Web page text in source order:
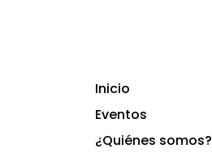
Inicio
Eventos
¿Quiénes somos?